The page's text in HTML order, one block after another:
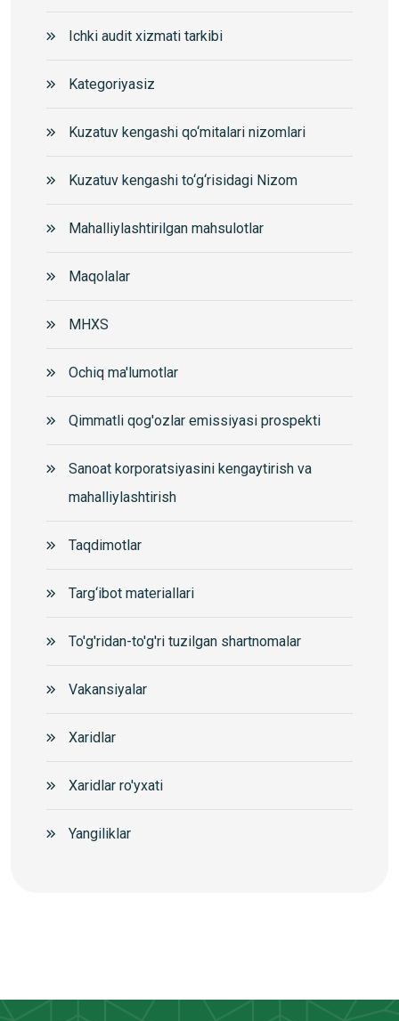
Ichki audit xizmati tarkibi
Kategoriyasiz
Kuzatuv kengashi qo‘mitalari nizomlari
Kuzatuv kengashi to‘g‘risidagi Nizom
Mahalliylashtirilgan mahsulotlar
Maqolalar
MHXS
Ochiq ma'lumotlar
Qimmatli qog'ozlar emissiyasi prospekti
Sanoat korporatsiyasini kengaytirish va
mahalliylashtirish
Taqdimotlar
Targ‘ibot materiallari
To'g'ridan-to'g'ri tuzilgan shartnomalar
Vakansiyalar
Xaridlar
Xaridlar ro'yxati
Yangiliklar